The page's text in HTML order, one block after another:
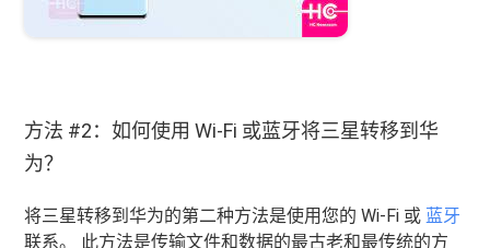
方法 #2：如何使用 Wi-Fi 或蓝牙将三星转移到华
为？
将三星转移到华为的第二种方法是使用您的 Wi-Fi 或 蓝牙
联系。 此方法是传输文件和数据的最古老和最传统的方